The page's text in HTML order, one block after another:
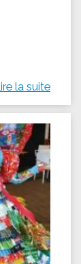
la suite